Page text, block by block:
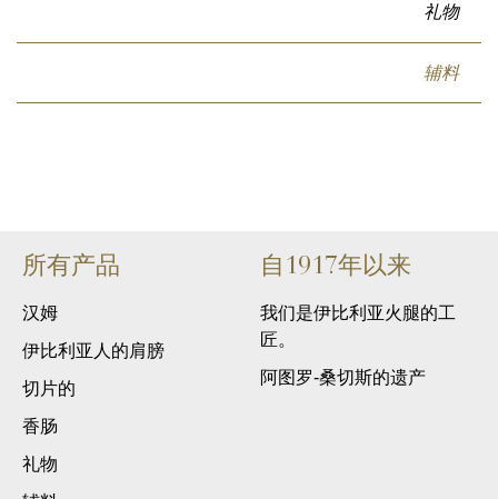
礼物
辅料
所有产品
汉姆
伊比利亚人的肩膀
切片的
香肠
礼物
自1917年以来
我们是伊比利亚火腿的工
匠。
阿图罗-桑切斯的遗产